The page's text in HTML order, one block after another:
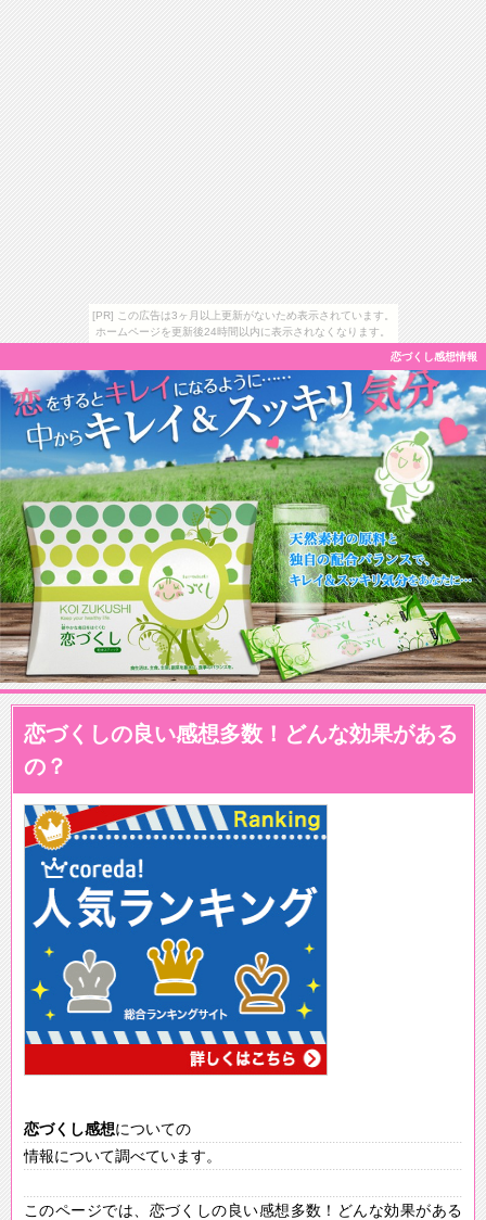
[PR] この広告は3ヶ月以上更新がないため表示されています。
ホームページを更新後24時間以内に表示されなくなります。
恋づくし感想情報
恋づくしの良い感想多数！どんな効果がある
の？
恋づくし感想についての
情報について調べています。
このページでは、恋づくしの良い感想多数！どんな効果がある